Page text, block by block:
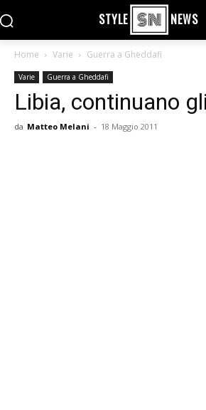
STYLE NEWS
Home Varie Guerra a Gheddafi
Varie Guerra a Gheddafi
Libia, continuano
da Matteo Melani - 18 Maggio 2011